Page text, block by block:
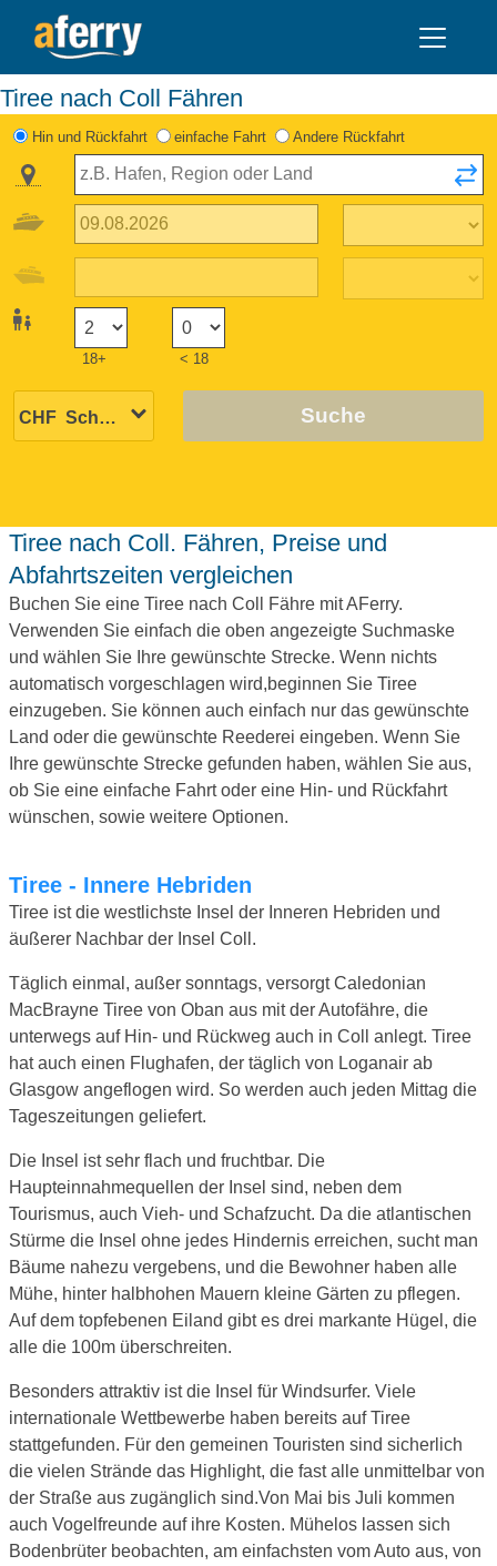
Tiree nach Coll Fähren
Hin und Rückfahrt einfache Fahrt Andere Rückfahrt
18+ < 18
Suche
Tiree nach Coll. Fähren, Preise und
Abfahrtszeiten vergleichen
Buchen Sie eine Tiree nach Coll Fähre mit AFerry.
Verwenden Sie einfach die oben angezeigte Suchmaske
und wählen Sie Ihre gewünschte Strecke. Wenn nichts
automatisch vorgeschlagen wird,beginnen Sie Tiree
einzugeben. Sie können auch einfach nur das gewünschte
Land oder die gewünschte Reederei eingeben. Wenn Sie
Ihre gewünschte Strecke gefunden haben, wählen Sie aus,
ob Sie eine einfache Fahrt oder eine Hin- und Rückfahrt
wünschen, sowie weitere Optionen.
Tiree - Innere Hebriden
Tiree ist die westlichste Insel der Inneren Hebriden und
äußerer Nachbar der Insel Coll.
Täglich einmal, außer sonntags, versorgt Caledonian
MacBrayne Tiree von Oban aus mit der Autofähre, die
unterwegs auf Hin- und Rückweg auch in Coll anlegt. Tiree
hat auch einen Flughafen, der täglich von Loganair ab
Glasgow angeflogen wird. So werden auch jeden Mittag die
Tageszeitungen geliefert.
Die Insel ist sehr flach und fruchtbar. Die
Haupteinnahmequellen der Insel sind, neben dem
Tourismus, auch Vieh- und Schafzucht. Da die atlantischen
Stürme die Insel ohne jedes Hindernis erreichen, sucht man
Bäume nahezu vergebens, und die Bewohner haben alle
Mühe, hinter halbhohen Mauern kleine Gärten zu pflegen.
Auf dem topfebenen Eiland gibt es drei markante Hügel, die
alle die 100m überschreiten.
Besonders attraktiv ist die Insel für Windsurfer. Viele
internationale Wettbewerbe haben bereits auf Tiree
stattgefunden. Für den gemeinen Touristen sind sicherlich
die vielen Strände das Highlight, die fast alle unmittelbar von
der Straße aus zugänglich sind.Von Mai bis Juli kommen
auch Vogelfreunde auf ihre Kosten. Mühelos lassen sich
Bodenbrüter beobachten, am einfachsten vom Auto aus, von